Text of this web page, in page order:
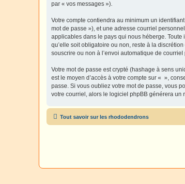
par « vos messages »).
Votre compte contiendra au minimum un
mot de passe »), et une adresse courriel
applicables dans le pays qui nous héberge.
qu’elle soit obligatoire ou non, reste à la
souscrire ou non à l’envoi automatique de
Votre mot de passe est crypté (hashage à sens
est le moyen d’accès à votre compte sur « »,
passe. Si vous oubliez votre mot de passe, vous
votre courriel, alors le logiciel phpBB générera un
Tout savoir sur les rhododendrons